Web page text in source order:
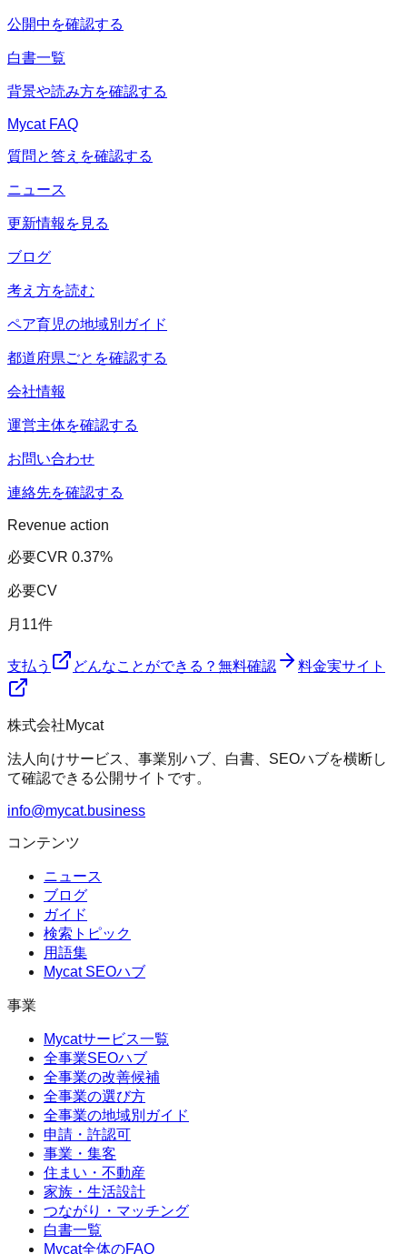
公開中を確認する
白書一覧
背景や読み方を確認する
Mycat FAQ
質問と答えを確認する
ニュース
更新情報を見る
ブログ
考え方を読む
ペア育児の地域別ガイド
都道府県ごとを確認する
会社情報
運営主体を確認する
お問い合わせ
連絡先を確認する
Revenue action
必要CVR 0.37%
必要CV
月 11件
支払う どんなことができる？ 無料確認 料金実サイト
株式会社Mycat
法人向けサービス、事業別ハブ、白書、SEOハブを横断し
て確認できる公開サイトです。
info@mycat.business
コンテンツ
ニュース
ブログ
ガイド
検索トピック
用語集
Mycat SEOハブ
事業
Mycatサービス一覧
全事業SEOハブ
全事業の改善候補
全事業の選び方
全事業の地域別ガイド
申請・許認可
事業・集客
住まい・不動産
家族・生活設計
つながり・マッチング
白書一覧
Mycat全体のFAQ